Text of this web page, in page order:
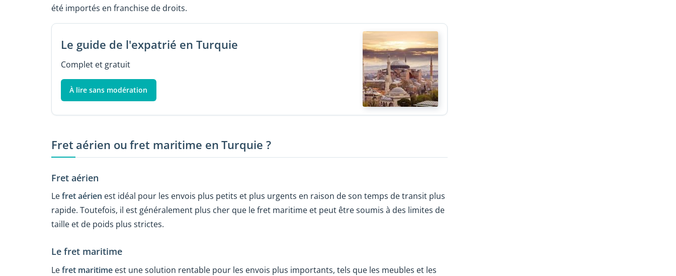
été importés en franchise de droits.
Le guide de l'expatrié en Turquie
Complet et gratuit
À lire sans modération
Fret aérien ou fret maritime en Turquie ?
Fret aérien
Lefret aérien est idéal pour les envois plus petits et plus urgents en raison de son temps de transit plus
rapide. Toutefois, il est généralement plus cher que le fret maritime et peut être soumis à des limites de
taille et de poids plus strictes.
Le fret maritime
Lefret maritime est une solution rentable pour les envois plus importants, tels que les meubles et les